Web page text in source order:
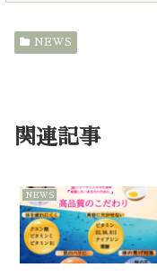
NEWS
関連記事
NEWS